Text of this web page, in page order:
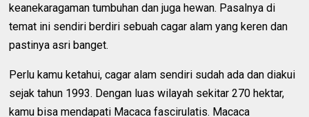
keanekaragaman tumbuhan dan juga hewan. Pasalnya di
temat ini sendiri berdiri sebuah cagar alam yang keren dan
pastinya asri banget.
Perlu kamu ketahui, cagar alam sendiri sudah ada dan diakui
sejak tahun 1993. Dengan luas wilayah sekitar 270 hektar,
kamu bisa mendapati Macaca fascirulatis. Macaca